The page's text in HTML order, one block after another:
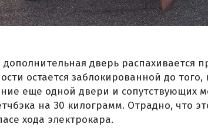
дополнительная дверь распахивается
остается заблокированной до
еще одной двери и сопутствующих
на 30 килограмм. Отрадно, что
хода электрокара.